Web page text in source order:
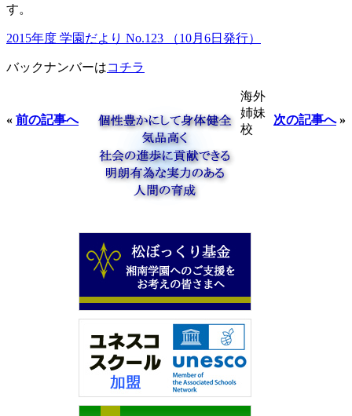
す。
2015年度 学園だより No.123 （10月6日発行）
バックナンバーはコチラ
« 前の記事へ 次の記事へ»
海外
姉妹
校